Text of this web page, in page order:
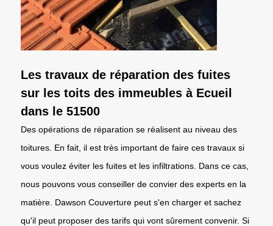
Les travaux de réparation des fuites
sur les toits des immeubles à Ecueil
dans le 51500
Des opérations de réparation se réalisent au niveau des
toitures. En fait, il est très important de faire ces travaux si
vous voulez éviter les fuites et les infiltrations. Dans ce cas,
nous pouvons vous conseiller de convier des experts en la
matière. Dawson Couverture peut s'en charger et sachez
qu'il peut proposer des tarifs qui vont sûrement convenir. Si